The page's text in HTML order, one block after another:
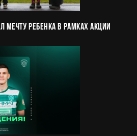
мечту ребенка в рамках акции